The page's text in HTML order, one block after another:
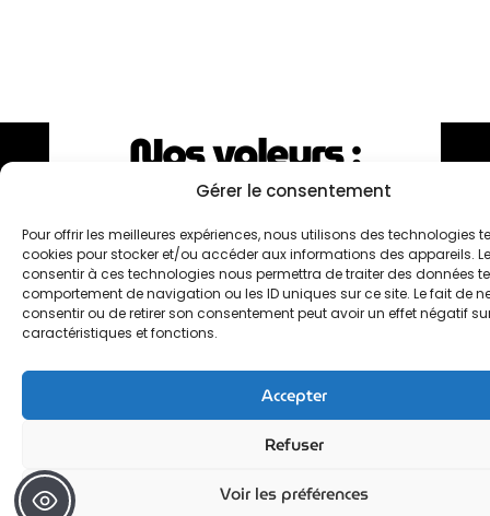
Gérer le consentement
Pour offrir les meilleures expériences, nous utilisons des technologies
cookies pour stocker et/ou accéder aux informations des appareils.
consentir à ces technologies nous permettra de traiter des données
comportement de navigation ou les ID uniques sur ce site. Le fait de
consentir ou de retirer son consentement peut avoir un effet négatif
caractéristiques et fonctions.
Accepter
Refuser
Voir les préférences
Contact
contact@forma-competence.fr
Nos valeurs :Simplicité